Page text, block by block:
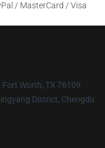
/ MasterCard / Visa
Fort Worth, TX 76109
District, Chengdu